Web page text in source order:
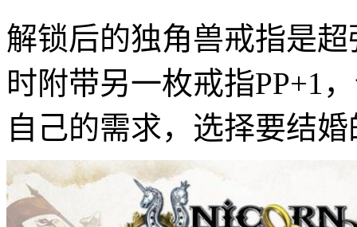
解锁后的独角兽戒指是
时附带另一枚戒指PP+1
自己的需求，选择要结